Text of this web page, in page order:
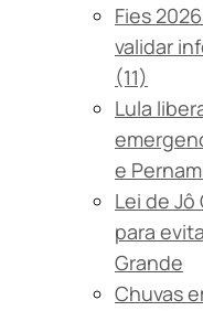
Fies
validar
(11)
Lula
e
Lei de
para
Grande
Chuvas